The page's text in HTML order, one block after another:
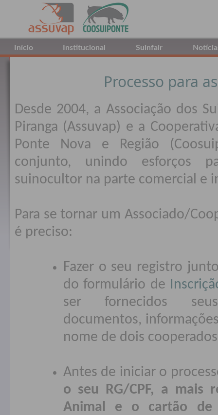
Início Institucional Suinfair
Processo para
Desde 2004, a Associação dos
Piranga (Assuvap) e a
Ponte Nova e Região
conjunto, unindo esforços
suinocultor na parte comercial e
Para se tornar um Associado/
é preciso:
Fazer o seu registro
do formulário de
ser fornecidos
documentos,
nome de dois
Antes de iniciar o
o seu RG/CPF, a mais
Animal e o cartão de